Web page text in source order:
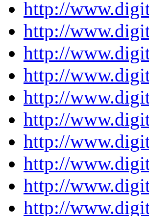
http://
http://
http://
http://
http://
http://
http://
http://
http://
http://